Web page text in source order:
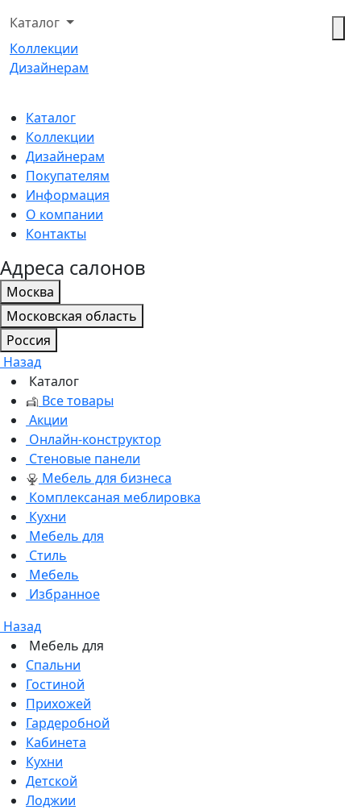
Каталог
Коллекции
Дизайнерам
Каталог
Коллекции
Дизайнерам
Покупателям
Информация
О компании
Контакты
Адреса салонов
Москва
Московская область
Россия
Назад
Каталог
Все товары
Акции
Онлайн-конструктор
Стеновые панели
Мебель для бизнеса
Комплексаная меблировка
Кухни
Мебель для
Стиль
Мебель
Избранное
Назад
Мебель для
Спальни
Гостиной
Прихожей
Гардеробной
Кабинета
Кухни
Детской
Лоджии